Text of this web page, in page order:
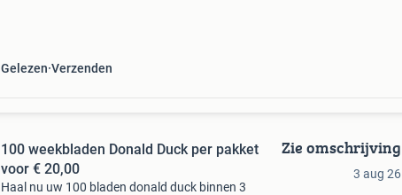
Gelezen Verzenden
100 weekbladen Donald Duck per pakket
voor € 20,00
Haal nu uw 100 bladen donald duck binnen 3
Zie omschrijving
3 aug 26